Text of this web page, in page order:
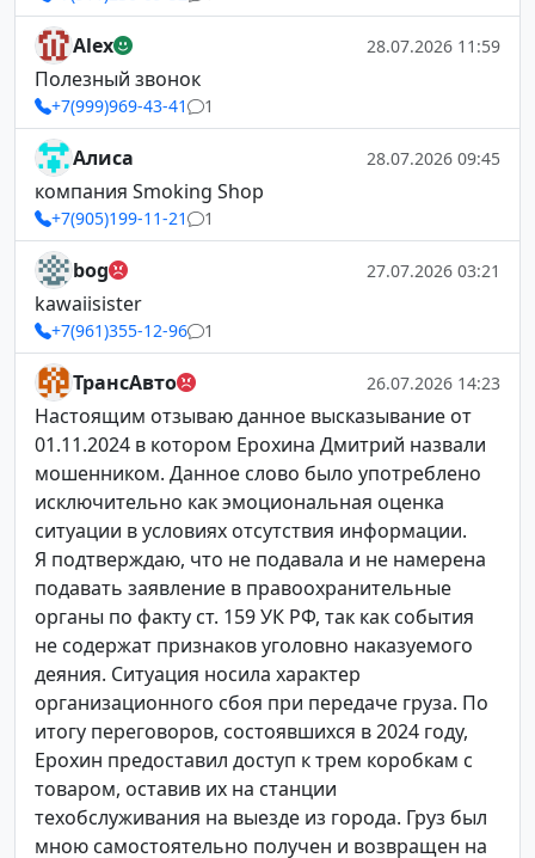
Alex 28.07.2026 11:59
Полезный звонок
+7(999)969-43-41 1
Алиса 28.07.2026 09:45
компания Smoking Shop
+7(905)199-11-21 1
bog 27.07.2026 03:21
kawaiisister
+7(961)355-12-96 1
ТрансАвто 26.07.2026 14:23
Настоящим отзываю данное высказывание от
01.11.2024 в котором Ерохина Дмитрий назвали
мошенником. Данное слово было употреблено
исключительно как эмоциональная оценка
ситуации в условиях отсутствия информации.
Я подтверждаю, что не подавала и не намерена
подавать заявление в правоохранительные
органы по факту ст. 159 УК РФ, так как события
не содержат признаков уголовно наказуемого
деяния. Ситуация носила характер
организационного сбоя при передаче груза. По
итогу переговоров, состоявшихся в 2024 году,
Ерохин предоставил доступ к трем коробкам с
товаром, оставив их на станции
техобслуживания на выезде из города. Груз был
мною самостоятельно получен и возвращен на